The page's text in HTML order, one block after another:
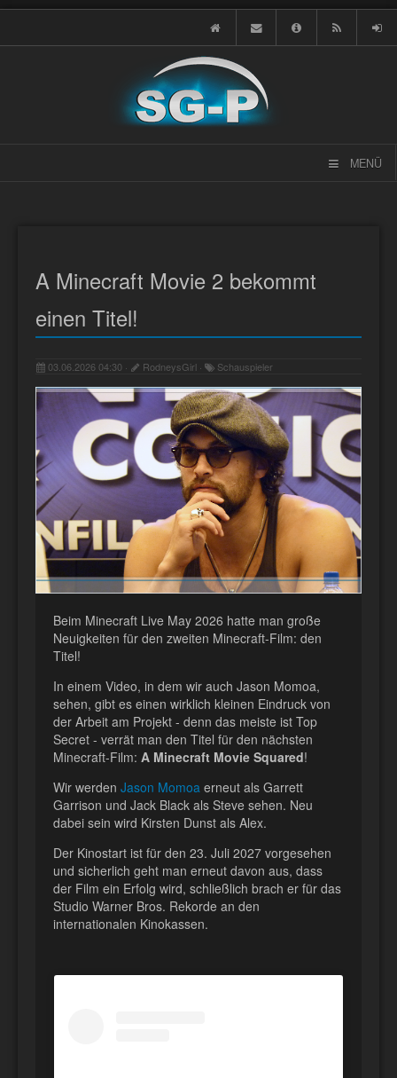
MENÜ
A Minecraft Movie 2 bekommt
einen Titel!
03.06.2026 04:30 · RodneysGirl · Schauspieler
Beim Minecraft Live May 2026 hatte man große
Neuigkeiten für den zweiten Minecraft-Film: den
Titel!
In einem Video, in dem wir auch Jason Momoa,
sehen, gibt es einen wirklich kleinen Eindruck von
der Arbeit am Projekt - denn das meiste ist Top
Secret - verrät man den Titel für den nächsten
Minecraft-Film: A Minecraft Movie Squared!
Wir werden Jason Momoa erneut als Garrett
Garrison und Jack Black als Steve sehen. Neu
dabei sein wird Kirsten Dunst als Alex.
Der Kinostart ist für den 23. Juli 2027 vorgesehen
und sicherlich geht man erneut davon aus, dass
der Film ein Erfolg wird, schließlich brach er für das
Studio Warner Bros. Rekorde an den
internationalen Kinokassen.